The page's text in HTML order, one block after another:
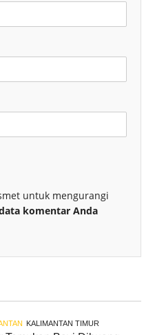
untuk mengurangi
komentar Anda
KALIMANTAN TIMUR